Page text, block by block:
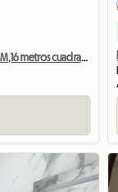
Gran habitación en chalet junto a UCAM,16 metros cuadrados